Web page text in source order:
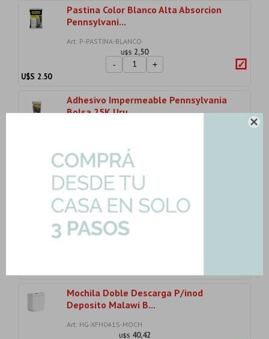

Pastina Color Blanco Alta Absorcion
Pennsylvani...
Art: P-PASTINA-BLANCO
U$S 2,50
- +
U$S 2.50
Adhesivo Impermeable Pennsylvania
Bolsa 25K Uru...
-
Porcelanato Cuadrado Mate Gris
Cemento Rectific...
Art: 61010-GRIS-PORC|1.87mts2
U$S
Mochila Doble Descarga P/inod
Deposito Malawi B...
Art: HG-XFH041S-MOCH
U$S 40,42